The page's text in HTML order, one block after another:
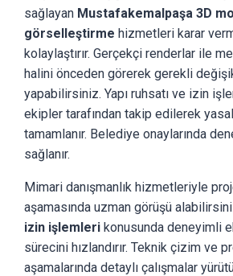
sağlayan Mustafakemalpaşa 3D
görselleştirme hizmetleri karar
kolaylaştırır. Gerçekçi renderlar ile
halini önceden görerek gerekli
yapabilirsiniz. Yapı ruhsatı ve izin
ekipler tarafından takip edilerek
tamamlanır. Belediye onaylarında
sağlanır.
Mimari danışmanlık hizmetleriyle
aşamasında uzman görüşü
izin işlemleri konusunda deneyimli
sürecini hızlandırır. Teknik çizim ve
aşamalarında detaylı çalışmalar